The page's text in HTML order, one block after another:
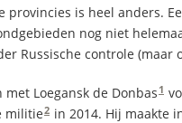
is heel anders.
nog niet
Russische controle (maar
Loegansk de Donbas 1
militie2 in 2014. Hij maakte